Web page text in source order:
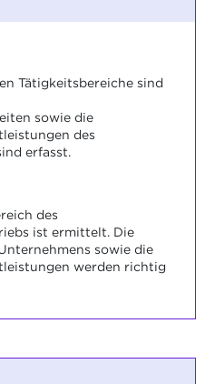
Tätigkeitsbereiche sind
sowie die
des
erfasst.
des
ist ermittelt. Die
sowie die
werden richtig